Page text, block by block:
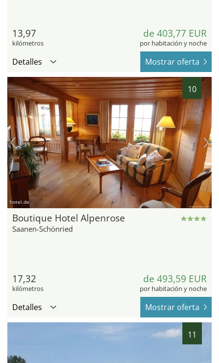
13,97
kilómetros
de 403,77 EUR
por habitación y noche
Detalles Mostrar oferta
10
hotel.de
Boutique Hotel Alpenrose
Saanen-Schönried
17,32
kilómetros
de 493,59 EUR
por habitación y noche
Detalles Mostrar oferta
11